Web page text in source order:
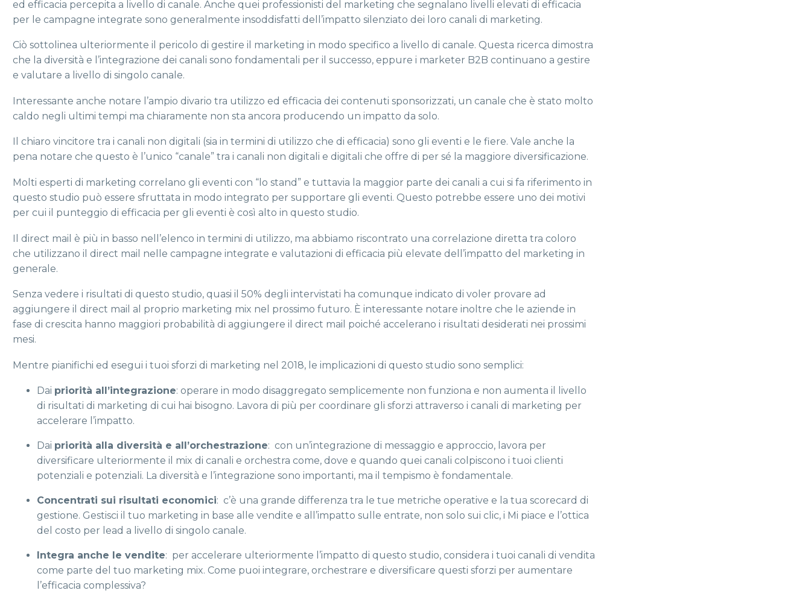
ed efficacia percepita a livello di canale. Anche quei professionisti del marketing che segnalano livelli elevati di efficacia
per le campagne integrate sono generalmente insoddisfatti dell’impatto silenziato dei loro canali di marketing.
Ciò sottolinea ulteriormente il pericolo di gestire il marketing in modo specifico a livello di canale. Questa ricerca dimostra
che la diversità e l’integrazione dei canali sono fondamentali per il successo, eppure i marketer B2B continuano a gestire
e valutare a livello di singolo canale.
Interessante anche notare l’ampio divario tra utilizzo ed efficacia dei contenuti sponsorizzati, un canale che è stato molto
caldo negli ultimi tempi ma chiaramente non sta ancora producendo un impatto da solo.
Il chiaro vincitore tra i canali non digitali (sia in termini di utilizzo che di efficacia) sono gli eventi e le fiere. Vale anche la
pena notare che questo è l’unico “canale” tra i canali non digitali e digitali che offre di per sé la maggiore diversificazione.
Molti esperti di marketing correlano gli eventi con “lo stand” e tuttavia la maggior parte dei canali a cui si fa riferimento in
questo studio può essere sfruttata in modo integrato per supportare gli eventi. Questo potrebbe essere uno dei motivi
per cui il punteggio di efficacia per gli eventi è così alto in questo studio.
Il direct mail è più in basso nell’elenco in termini di utilizzo, ma abbiamo riscontrato una correlazione diretta tra coloro
che utilizzano il direct mail nelle campagne integrate e valutazioni di efficacia più elevate dell’impatto del marketing in
generale.
Senza vedere i risultati di questo studio, quasi il 50% degli intervistati ha comunque indicato di voler provare ad
aggiungere il direct mail al proprio marketing mix nel prossimo futuro. È interessante notare inoltre che le aziende in
fase di crescita hanno maggiori probabilità di aggiungere il direct mail poiché accelerano i risultati desiderati nei prossimi
mesi.
Mentre pianifichi ed esegui i tuoi sforzi di marketing nel 2018, le implicazioni di questo studio sono semplici:
Dai priorità all’integrazione: operare in modo disaggregato semplicemente non funziona e non aumenta il livello
di risultati di marketing di cui hai bisogno. Lavora di più per coordinare gli sforzi attraverso i canali di marketing per
accelerare l’impatto.
Dai priorità alla diversità e all’orchestrazione: con un’integrazione di messaggio e approccio, lavora per
diversificare ulteriormente il mix di canali e orchestra come, dove e quando quei canali colpiscono i tuoi clienti
potenziali e potenziali. La diversità e l’integrazione sono importanti, ma il tempismo è fondamentale.
Concentrati sui risultati economici: c’è una grande differenza tra le tue metriche operative e la tua scorecard di
gestione. Gestisci il tuo marketing in base alle vendite e all’impatto sulle entrate, non solo sui clic, i Mi piace e l’ottica
del costo per lead a livello di singolo canale.
Integra anche le vendite: per accelerare ulteriormente l’impatto di questo studio, considera i tuoi canali di vendita
come parte del tuo marketing mix. Come puoi integrare, orchestrare e diversificare questi sforzi per aumentare
l’efficacia complessiva?